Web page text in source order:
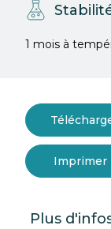
1 mois à
Imprimer
Plus